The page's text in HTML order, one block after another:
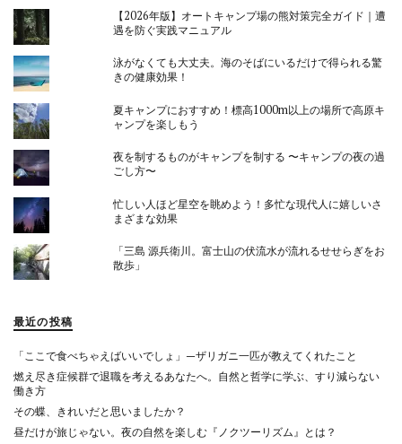
【2026年版】オートキャンプ場の熊対策完全ガイド｜遭
遇を防ぐ実践マニュアル
泳がなくても大丈夫。海のそばにいるだけで得られる驚
きの健康効果！
夏キャンプにおすすめ！標高1000m以上の場所で高原キ
ャンプを楽しもう
夜を制するものがキャンプを制する 〜キャンプの夜の過
ごし方〜
忙しい人ほど星空を眺めよう！多忙な現代人に嬉しいさ
まざまな効果
「三島 源兵衛川。富士山の伏流水が流れるせせらぎをお
散歩」
最近の投稿
「ここで食べちゃえばいいでしょ」—ザリガニ一匹が教えてくれたこと
燃え尽き症候群で退職を考えるあなたへ。自然と哲学に学ぶ、すり減らない
働き方
その蝶、きれいだと思いましたか？
昼だけが旅じゃない。夜の自然を楽しむ『ノクツーリズム』とは？